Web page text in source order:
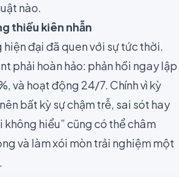
nào.
thiếu kiên nhẫn
hiện đại đã quen với sự tức thời.
phải hoàn hảo: phản hồi ngay lập
và hoạt động 24/7. Chính vì kỳ
bất kỳ sự chậm trễ, sai sót hay
không hiểu” cũng có thể châm
và làm xói mòn trải nghiệm một